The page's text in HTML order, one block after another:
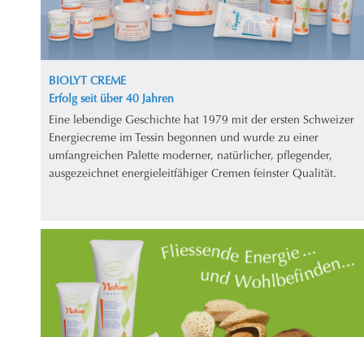
BIOLYT CREME
Erfolg seit über 40 Jahren
Eine lebendige Geschichte hat 1979 mit der ersten Schweizer
Energiecreme im Tessin begonnen und wurde zu einer
umfangreichen Palette moderner, natürlicher, pflegender,
ausgezeichnet energieleitfähiger Cremen feinster Qualität.